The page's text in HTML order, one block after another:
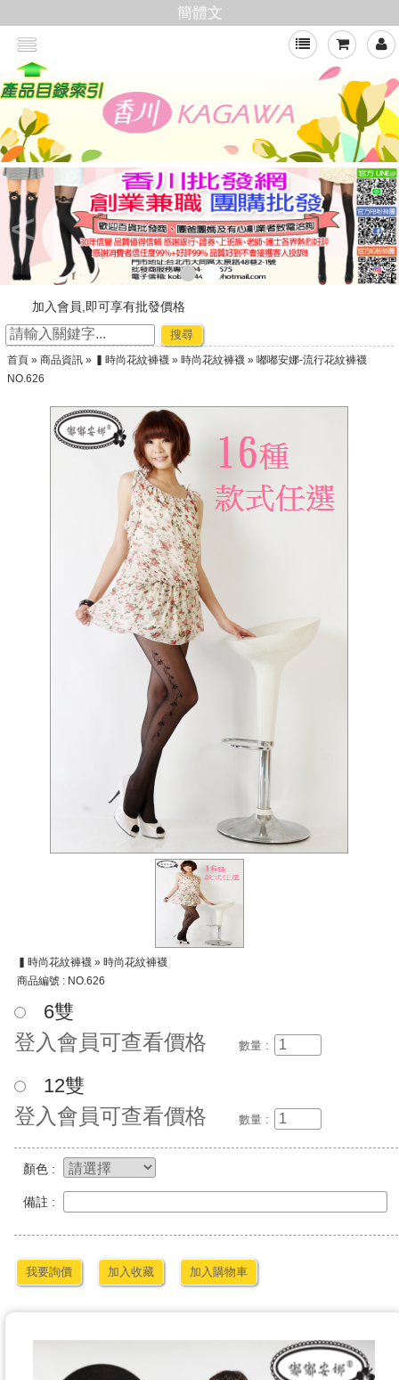
簡體文
<
加入會員,即可享有批發價格
新官網，購物好輕鬆
☆ ★~廠商合作-專利技術~☆ ★
★★年節出貨公告★★
搜尋
首頁» 商品資訊» ▍時尚花紋褲襪» 時尚花紋褲襪» 嘟嘟安娜-流行花紋褲襪
NO.626
▍時尚花紋褲襪 » 時尚花紋褲襪
商品編號 : NO.626
6雙
登入會員可查看價格 數量 :
12雙
登入會員可查看價格 數量 :
顏色 :
備註 :
我要詢價 加入收藏 加入購物車